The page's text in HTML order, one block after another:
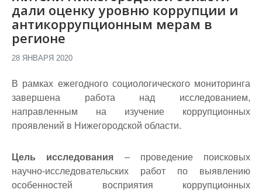
дали оценку уровню коррупции и
антикоррупционным мерам в
регионе
28 ЯНВАРЯ 2020
В рамках ежегодного социологического мониторинга
завершена работа над исследованием,
направленным на изучение коррупционных
проявлений в Нижегородской области.
Цель исследования – проведение поисковых
научно-исследовательских работ по выявлению
особенностей восприятия коррупционных